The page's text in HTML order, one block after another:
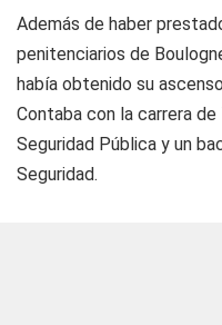
Además de haber
penitenciarios de
había obtenido su
Contaba con la carrera
Seguridad Pública y un
Seguridad.